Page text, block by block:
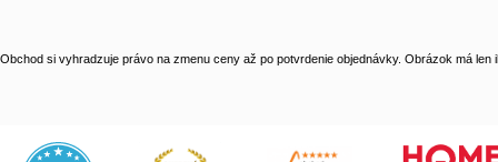
Obchod si vyhradzuje právo na zmenu ceny až po potvrdenie objednávky. Obrázok má len